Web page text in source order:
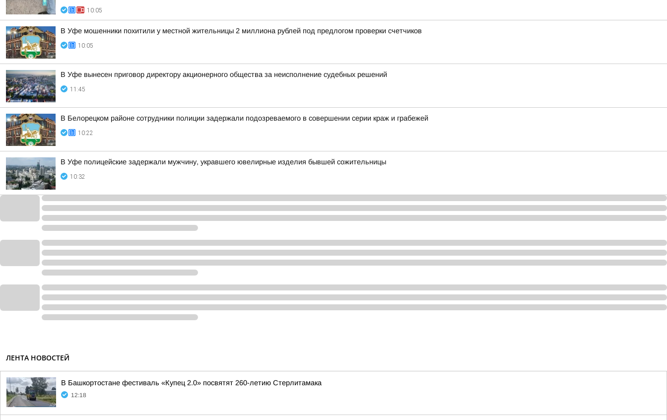
10:05
В Уфе мошенники похитили у местной жительницы 2 миллиона рублей под предлогом проверки счетчиков
10:05
В Уфе вынесен приговор директору акционерного общества за неисполнение судебных решений
11:45
В Белорецком районе сотрудники полиции задержали подозреваемого в совершении серии краж и грабежей
10:22
В Уфе полицейские задержали мужчину, укравшего ювелирные изделия бывшей сожительницы
10:32
ЛЕНТА НОВОСТЕЙ
В Башкортостане фестиваль «Купец 2.0» посвятят 260-летию Стерлитамака
12:18